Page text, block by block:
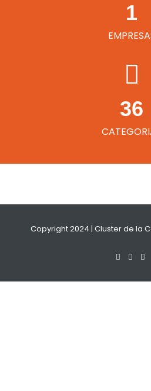
1
36
Copyright 2024 | Cluster de la